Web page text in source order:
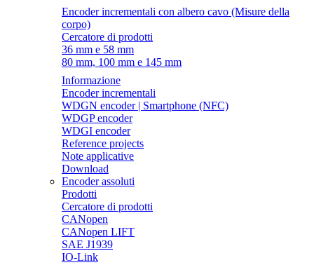
Encoder incrementali con albero cavo (Misure della
corpo)
Cercatore di prodotti
36 mm e 58 mm
80 mm, 100 mm e 145 mm
Informazione
Encoder incrementali
WDGN encoder | Smartphone (NFC)
WDGP encoder
WDGI encoder
Reference projects
Note applicative
Download
Encoder assoluti
Prodotti
Cercatore di prodotti
CANopen
CANopen LIFT
SAE J1939
IO-Link